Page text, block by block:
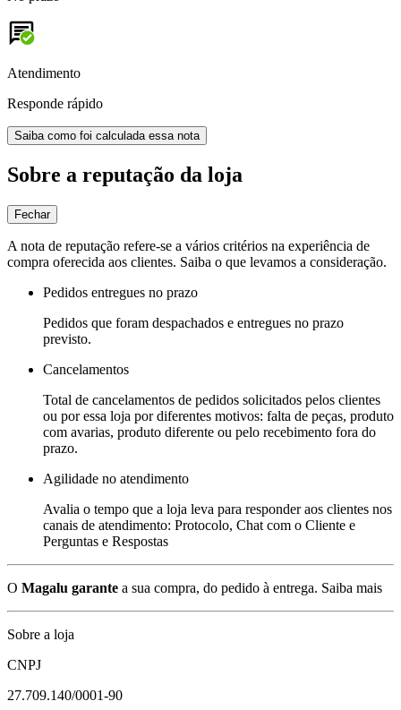
Atendimento
Responde rápido
Saiba como foi calculada essa nota
Sobre a reputação da loja
Fechar
A nota de reputação refere-se a vários critérios na experiência de
compra oferecida aos clientes. Saiba o que levamos a consideração.
Pedidos entregues no prazo
Pedidos que foram despachados e entregues no prazo
previsto.
Cancelamentos
Total de cancelamentos de pedidos solicitados pelos clientes
ou por essa loja por diferentes motivos: falta de peças, produto
com avarias, produto diferente ou pelo recebimento fora do
prazo.
Agilidade no atendimento
Avalia o tempo que a loja leva para responder aos clientes nos
canais de atendimento: Protocolo, Chat com o Cliente e
Perguntas e Respostas
O Magalu garante a sua compra, do pedido à entrega. Saiba mais
Sobre a loja
CNPJ
27.709.140/0001-90